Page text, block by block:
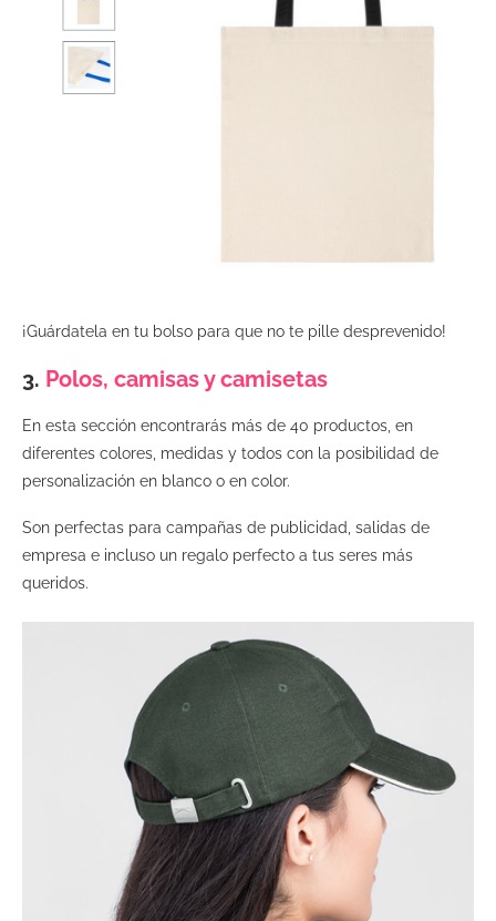
¡Guárdatela en tu bolso para que no te pille desprevenido!
3. Polos, camisas y camisetas
En esta sección encontrarás más de 40 productos, en
diferentes colores, medidas y todos con la posibilidad de
personalización en blanco o en color.
Son perfectas para campañas de publicidad, salidas de
empresa e incluso un regalo perfecto a tus seres más
queridos.